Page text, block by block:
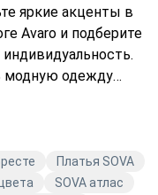
яркие акценты в
Avaro и подберите
модную одежду
каждый день.
Платья SOVA
SOVA атлас